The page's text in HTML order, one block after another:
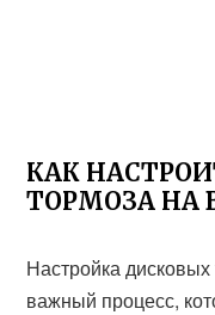
КАК
ТОРМОЗА НА
Настройка
важный процесс,